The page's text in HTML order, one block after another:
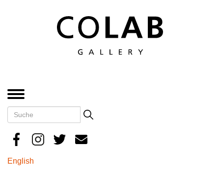
Search
Suche
English